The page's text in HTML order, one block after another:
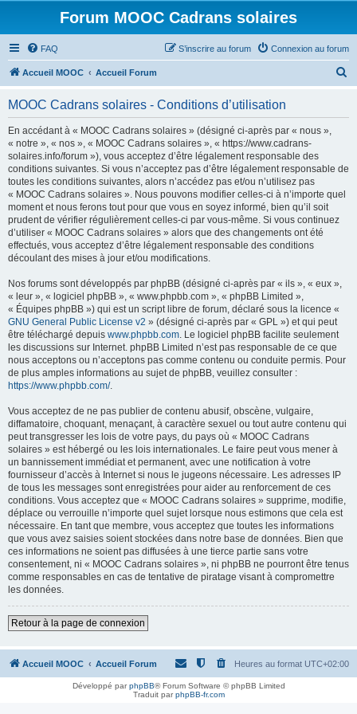
Forum MOOC Cadrans solaires
FAQ Connexion au forum
S’inscrire au forum
Accueil MOOC Accueil Forum
MOOC Cadrans solaires - Conditions d’utilisation
En accédant à « MOOC Cadrans solaires » (désigné ci-après par « nous »,
« notre », « nos », « MOOC Cadrans solaires », « https://www.cadrans-
solaires.info/forum »), vous acceptez d’être légalement responsable des
conditions suivantes. Si vous n’acceptez pas d’être légalement responsable de
toutes les conditions suivantes, alors n’accédez pas et/ou n’utilisez pas
« MOOC Cadrans solaires ». Nous pouvons modifier celles-ci à n’importe quel
moment et nous ferons tout pour que vous en soyez informé, bien qu’il soit
prudent de vérifier régulièrement celles-ci par vous-même. Si vous continuez
d’utiliser « MOOC Cadrans solaires » alors que des changements ont été
effectués, vous acceptez d’être légalement responsable des conditions
découlant des mises à jour et/ou modifications.
Nos forums sont développés par phpBB (désigné ci-après par « ils », « eux »,
« leur », « logiciel phpBB », « www.phpbb.com », « phpBB Limited »,
« Équipes phpBB ») qui est un script libre de forum, déclaré sous la licence «
GNU General Public License v2 » (désigné ci-après par « GPL ») et qui peut
être téléchargé depuis www.phpbb.com. Le logiciel phpBB facilite seulement
les discussions sur Internet. phpBB Limited n’est pas responsable de ce que
nous acceptons ou n’acceptons pas comme contenu ou conduite permis. Pour
de plus amples informations au sujet de phpBB, veuillez consulter :
https://www.phpbb.com/.
Vous acceptez de ne pas publier de contenu abusif, obscène, vulgaire,
diffamatoire, choquant, menaçant, à caractère sexuel ou tout autre contenu qui
peut transgresser les lois de votre pays, du pays où « MOOC Cadrans
solaires » est hébergé ou les lois internationales. Le faire peut vous mener à
un bannissement immédiat et permanent, avec une notification à votre
fournisseur d’accès à Internet si nous le jugeons nécessaire. Les adresses IP
de tous les messages sont enregistrées pour aider au renforcement de ces
conditions. Vous acceptez que « MOOC Cadrans solaires » supprime, modifie,
déplace ou verrouille n’importe quel sujet lorsque nous estimons que cela est
nécessaire. En tant que membre, vous acceptez que toutes les informations
que vous avez saisies soient stockées dans notre base de données. Bien que
ces informations ne soient pas diffusées à une tierce partie sans votre
consentement, ni « MOOC Cadrans solaires », ni phpBB ne pourront être tenus
comme responsables en cas de tentative de piratage visant à compromettre
les données.
Retour à la page de connexion
Accueil MOOC Accueil Forum Heures au format UTC+02:00
Développé parphpBB® Forum Software © phpBB Limited
Traduit parphpBB-fr.com